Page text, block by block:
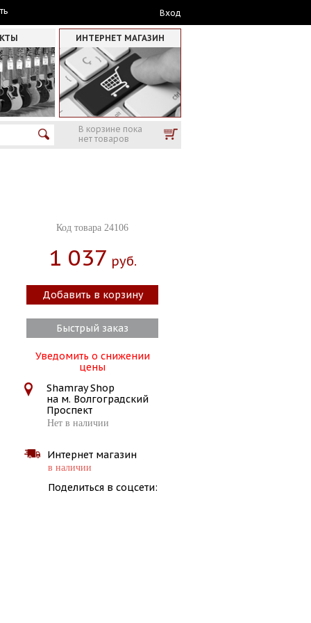
Вход
ИНТЕРНЕТ МАГАЗИН
В корзине пока
нет товаров
Код товара 24106
1 037 Руб.
Добавить в корзину
Быстрый заказ
Уведомить о снижении
цены
Shamray Shop
на м. Волгоградский
Проспект
Нет в наличии
Интернет магазин
в наличии
Поделиться в соцсети: